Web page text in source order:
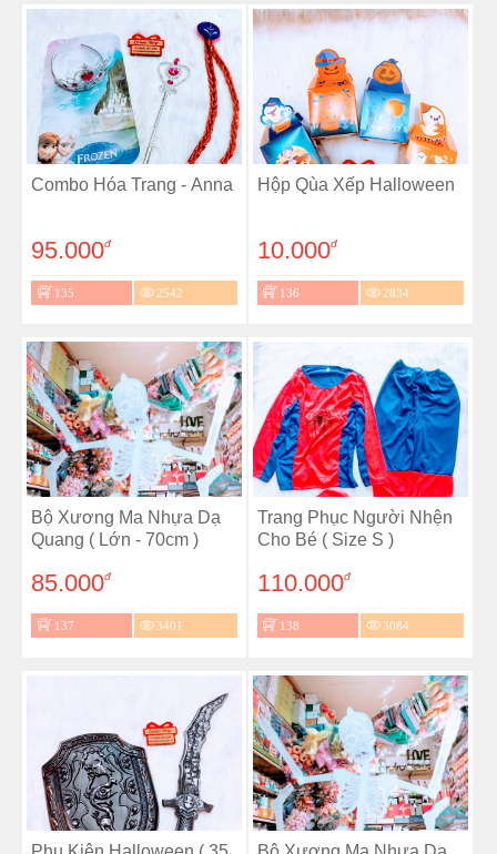
Combo Hóa Trang - Anna
95.000đ
135 2542
Hộp Qùa Xếp Halloween
10.000đ
136 2834
Bộ Xương Ma Nhựa Dạ
Quang ( Lớn - 70cm )
85.000đ
137 3401
Trang Phục Người Nhện
Cho Bé ( Size S )
110.000đ
138 3084